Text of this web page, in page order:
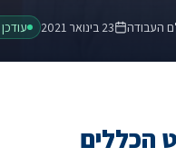
העבודה 23 בינואר 2021 עודכן
הכללים